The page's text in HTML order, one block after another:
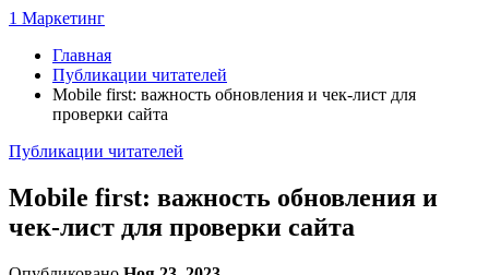
1 Маркетинг
Главная
Публикации читателей
Mobile first: важность обновления и чек-лист для
проверки сайта
Публикации читателей
Mobile first: важность обновления и
чек-лист для проверки сайта